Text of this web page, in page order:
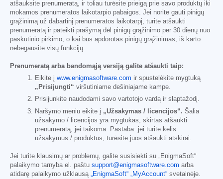
atšauksite prenumeratą, ir toliau turėsite prieigą prie savo produktų iki
mokamos prenumeratos laikotarpio pabaigos. Jei norite gauti pinigų
grąžinimą už dabartinį prenumeratos laikotarpį, turite atšaukti
prenumeratą ir pateikti prašymą dėl pinigų grąžinimo per 30 dienų nuo
paskutinio pirkimo, o kai bus apdorotas pinigų grąžinimas, iš karto
nebegausite visų funkcijų.
Prenumeratą arba bandomąją versiją galite atšaukti taip:
Eikite į www.enigmasoftware.com ir spustelėkite mygtuką
„Prisijungti“ viršutiniame dešiniajame kampe.
Prisijunkite naudodami savo vartotojo vardą ir slaptažodį.
Naršymo meniu eikite į „Užsakymas / licencijos“. Šalia
užsakymo / licencijos yra mygtukas, skirtas atšaukti
prenumeratą, jei taikoma. Pastaba: jei turite kelis
užsakymus / produktus, turėsite juos atšaukti atskirai.
Jei turite klausimų ar problemų, galite susisiekti su „EnigmaSoft“
palaikymo tarnyba el. paštu support@enigmasoftware.com arba
atidarę palaikymo užklausą
„EnigmaSoft“ „MyAccount“ svetainėje.